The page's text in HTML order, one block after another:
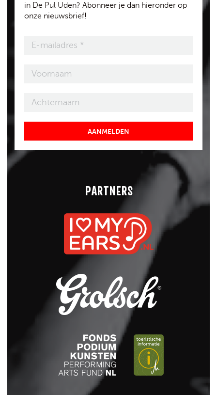
in De Pul Uden? Abonneer je dan hieronder op
onze nieuwsbrief!
AANMELDEN
PARTNERS